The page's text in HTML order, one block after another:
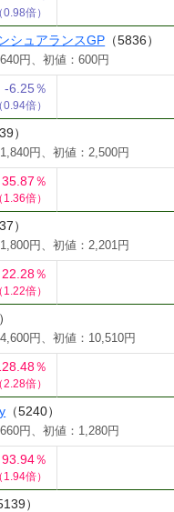
（0.98倍）
シュアランスGP （5836）
円、初値：600円
-6.25％
（0.94倍）
）
円、初値：2,500円
35.87％
（1.36倍）
）
円、初値：2,201円
22.28％
（1.22倍）
円、初値：10,510円
％
（2.28倍）
（5240）
円、初値：1,280円
93.94％
（1.94倍）
）